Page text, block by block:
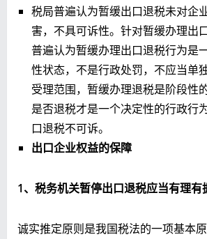
税局普遍认为暂缓出口退税未对企
害，不具可诉性。针对暂缓办理出
普遍认为暂缓办理出口退税行为是
性状态，不是行政处罚，不应当单
受理范围，暂缓办理退税是阶段性
是否退税才是一个决定性的行政行
口退税不可诉。
出口企业权益的保障
1、税务机关暂停出口退税应当有理有
诚实推定原则是我国税法的一项基本